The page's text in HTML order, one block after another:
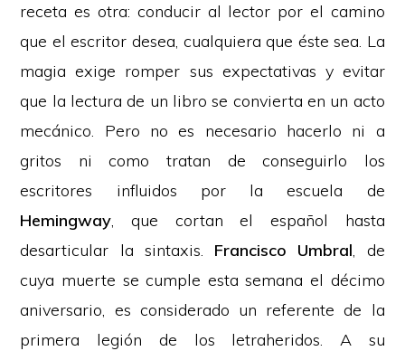
receta es otra: conducir al lector por el camino
que el escritor desea, cualquiera que éste sea. La
magia exige romper sus expectativas y evitar
que la lectura de un libro se convierta en un acto
mecánico. Pero no es necesario hacerlo ni a
gritos ni como tratan de conseguirlo los
escritores influidos por la escuela de
Hemingway, que cortan el español hasta
desarticular la sintaxis. Francisco Umbral, de
cuya muerte se cumple esta semana el décimo
aniversario, es considerado un referente de la
primera legión de los letraheridos. A su